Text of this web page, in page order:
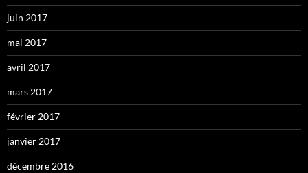
juin 2017
mai 2017
avril 2017
mars 2017
février 2017
janvier 2017
décembre 2016